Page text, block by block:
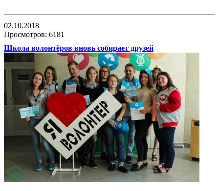
02.10.2018
Просмотров: 6181
Школа волонтёров вновь собирает друзей